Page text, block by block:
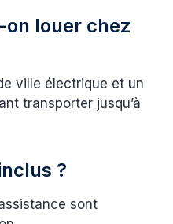
louer chez
ville électrique et un
transporter jusqu’à
?
sont